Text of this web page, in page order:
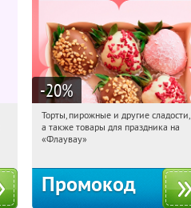
-20%
08:50:21 Получили:
Россия
Торты, пирожные и другие сладости,
а также товары для праздника на
«Флаувау»
Промокод